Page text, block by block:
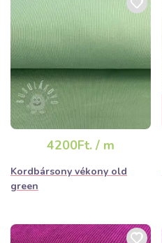
4200Ft. / m
Kordbársony vékony old
green